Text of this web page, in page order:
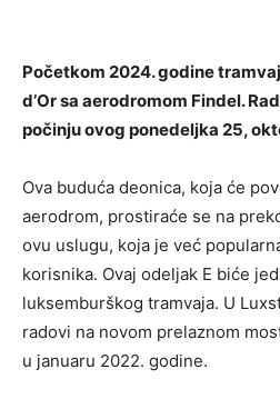
Početkom 2024. godine
d’Or sa aerodromom Findel.
počinju ovog ponedeljka 25,
Ova buduća deonica, koja će
aerodrom, prostiraće se na
ovu uslugu, koja je već
korisnika. Ovaj odeljak E biće
luksemburškog tramvaja. U
radovi na novom prelaznom
u januaru 2022. godine.